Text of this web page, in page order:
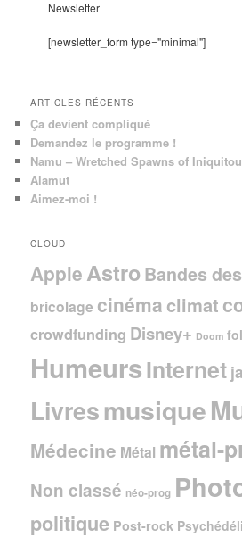
Newsletter
[newsletter_form type="minimal"]
ARTICLES RÉCENTS
Ça devient compliqué
Demandez le programme !
Namu – Wretched Spawns of
Alamut
Aimez-moi !
CLOUD
Apple AstroBandes
bricolage cinéma climat
crowdfunding Disney+ Doom
HumeursInternet
Livresmusique
Médecine Métal métal-
Non classé néo-prog
politique Post-rock